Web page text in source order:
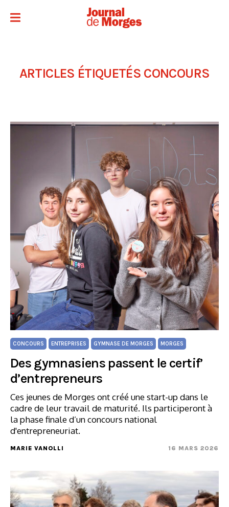
ARTICLES ÉTIQUETÉS CONCOURS
CONCOURS ENTREPRISES GYMNASE DE MORGES MORGES
Des gymnasiens passent le certif’
d’entrepreneurs
Ces jeunes de Morges ont créé une start-up dans le
cadre de leur travail de maturité. Ils participeront à
la phase finale d’un concours national
d'entrepreneuriat.
MARIE VANOLLI 16 MARS 2026